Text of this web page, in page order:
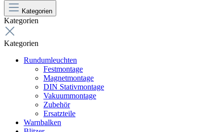
Kategorien
Kategorien
Kategorien
Rundumleuchten
Festmontage
Magnetmontage
DIN Stativmontage
Vakuummontage
Zubehör
Ersatzteile
Warnbalken